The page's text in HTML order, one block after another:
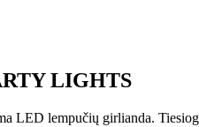
LIGHTS
LED lempučių girlianda.